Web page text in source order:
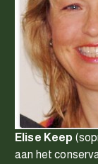
Elise Keep
aan het